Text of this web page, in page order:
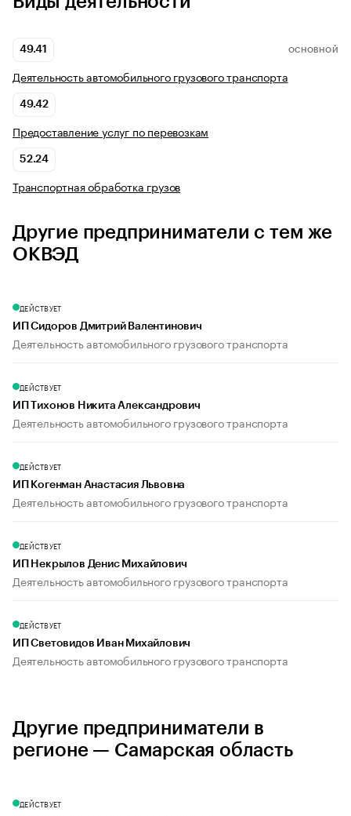
49.41 ОСНОВНОЙ
Деятельность автомобильного грузового транспорта
49.42
Предоставление услуг по перевозкам
52.24
Транспортная обработка грузов
Другие предприниматели с тем же
ОКВЭД
ДЕЙСТВУЕТ
ИП Сидоров Дмитрий Валентинович
Деятельность автомобильного грузового транспорта
ДЕЙСТВУЕТ
ИП Тихонов Никита Александрович
Деятельность автомобильного грузового транспорта
ДЕЙСТВУЕТ
ИП Когенман Анастасия Львовна
Деятельность автомобильного грузового транспорта
ДЕЙСТВУЕТ
ИП Некрылов Денис Михайлович
Деятельность автомобильного грузового транспорта
ДЕЙСТВУЕТ
ИП Световидов Иван Михайлович
Деятельность автомобильного грузового транспорта
Другие предприниматели в
регионе — Самарская область
ДЕЙСТВУЕТ